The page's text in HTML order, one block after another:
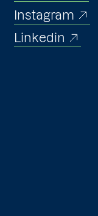
Instagram
Linkedin